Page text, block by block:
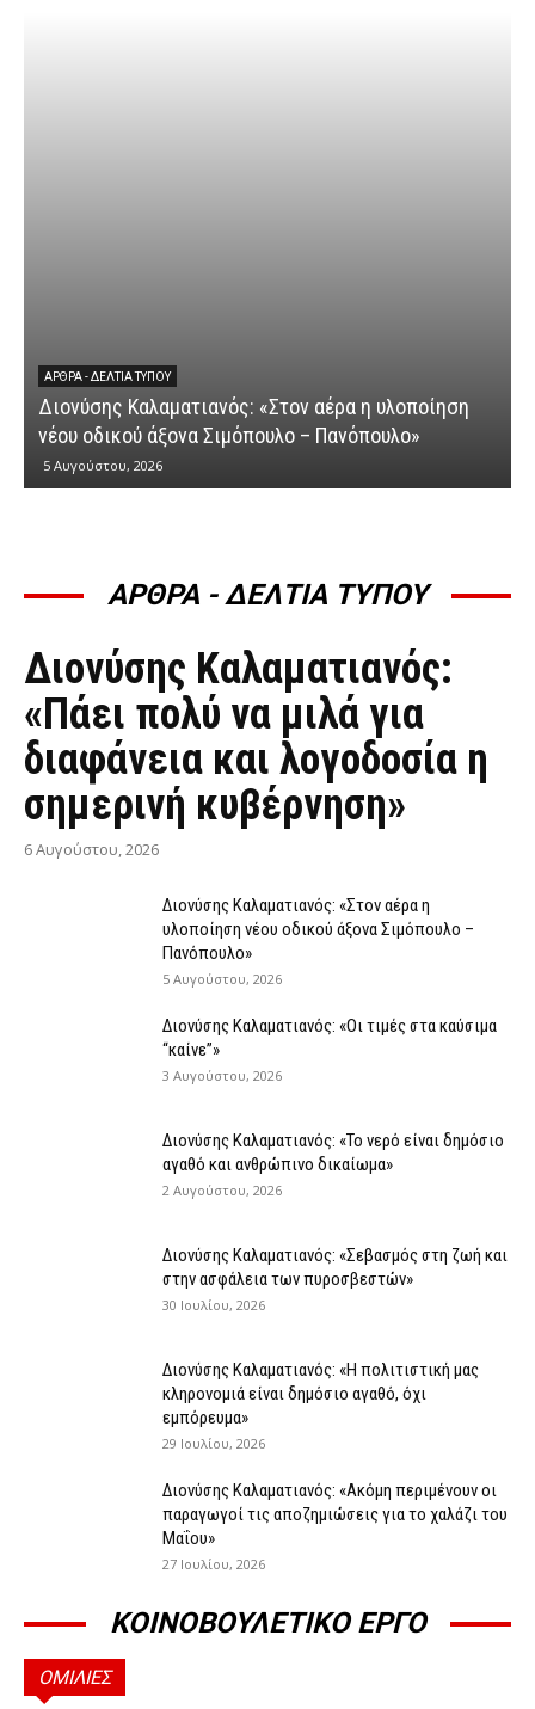
ΆΡΘΡΑ - ΔΕΛΤΊΑ ΤΎΠΟΥ
Διονύσης Καλαματιανός: «Στον αέρα η υλοποίηση
νέου οδικού άξονα Σιμόπουλο – Πανόπουλο»
5 Αυγούστου, 2026
ΑΡΘΡΑ - ΔΕΛΤΙΑ ΤΥΠΟΥ
ΆΡΘΡΑ - ΔΕΛΤΊΑ ΤΎΠΟΥ
Διονύσης Καλαματιανός:
«Πάει πολύ να μιλά για
διαφάνεια και λογοδοσία η
σημερινή κυβέρνηση»
6 Αυγούστου, 2026
Διονύσης Καλαματιανός: «Στον αέρα η
υλοποίηση νέου οδικού άξονα Σιμόπουλο –
Πανόπουλο»
5 Αυγούστου, 2026
Διονύσης Καλαματιανός: «Οι τιμές στα καύσιμα
“καίνε”»
3 Αυγούστου, 2026
Διονύσης Καλαματιανός: «Το νερό είναι δημόσιο
αγαθό και ανθρώπινο δικαίωμα»
2 Αυγούστου, 2026
Διονύσης Καλαματιανός: «Σεβασμός στη ζωή και
στην ασφάλεια των πυροσβεστών»
30 Ιουλίου, 2026
Διονύσης Καλαματιανός: «Η πολιτιστική μας
κληρονομιά είναι δημόσιο αγαθό, όχι
εμπόρευμα»
29 Ιουλίου, 2026
Διονύσης Καλαματιανός: «Ακόμη περιμένουν οι
παραγωγοί τις αποζημιώσεις για το χαλάζι του
Μαΐου»
27 Ιουλίου, 2026
ΚΟΙΝΟΒΟΥΛΕΤΙΚΟ ΕΡΓΟ
ΟΜΙΛΙΕΣ
ΟΜΙΛΊΕΣ